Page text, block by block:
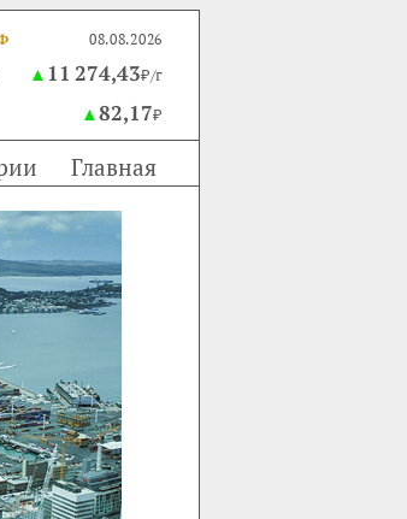
08.08.2026
▲ 11 274,43₽/г
▲82,17₽
Главная